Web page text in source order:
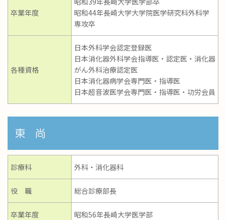
卒業年度
昭和44年長崎大学大学院医学研究科外科学
専攻卒
各種資格
日本外科学会認定登録医
日本消化器外科学会指導医・認定医・消化器
がん外科治療認定医
日本消化器病学会専門医・指導医
日本超音波医学会専門医・指導医・功労会員
東 尚
診療科 外科・消化器科
役 職 総合診療部長
卒業年度 昭和56年長崎大学医学部